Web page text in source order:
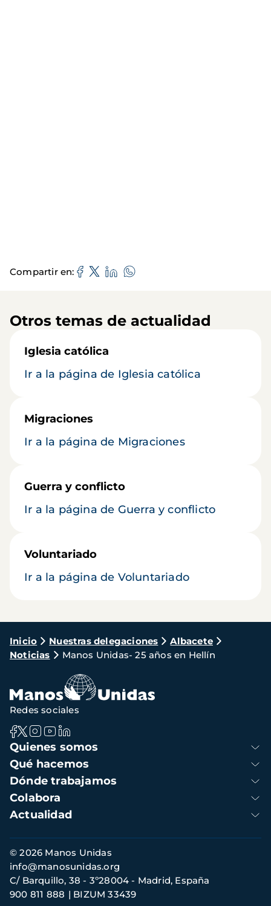
Compartir en
Otros temas de actualidad
Iglesia católica
Ir a la página de Iglesia católica
Migraciones
Ir a la página de Migraciones
Guerra y conflicto
Ir a la página de Guerra y conflicto
Voluntariado
Ir a la página de Voluntariado
Ruta
de
navegación
Inicio Nuestras delegaciones
Albacete
Noticias
Manos Unidas- 25 años en Hellín
Navegación
principal
Quienes somos
Qué hacemos
Dónde trabajamos
Colabora
Actualidad
Redes sociales
Información
de
contacto
© 2026 Manos Unidas
C/ Barquillo, 38 - 3º28004 - Madrid, España
900 811 888
BIZUM 33439
info@manosunidas.org